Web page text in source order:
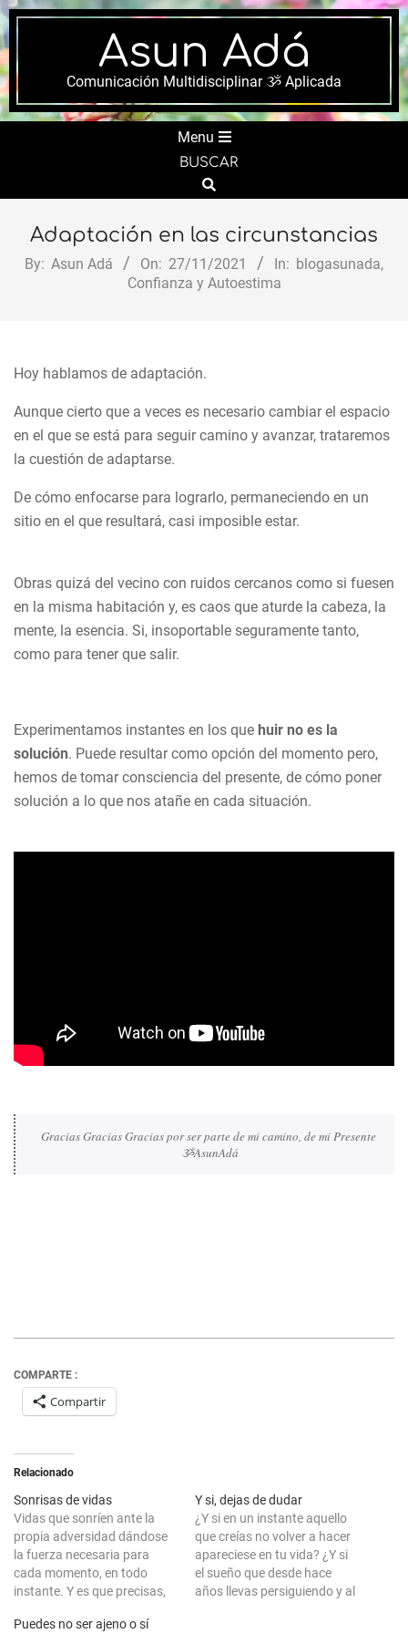
Skip
to
content
Asun Adá
Comunicación Multidisciplinar ૐ Aplicada
Menu
BUSCAR
Search
Adaptación en las circunstancias
By: Asun Adá On: 27/11/2021 In: blogasunada,
Confianza y Autoestima
Hoy hablamos de adaptación.
Aunque cierto que a veces es necesario cambiar el espacio
en el que se está para seguir camino y avanzar, trataremos
la cuestión de adaptarse.
De cómo enfocarse para lograrlo, permaneciendo en un
sitio en el que resultará, casi imposible estar.
Obras quizá del vecino con ruidos cercanos como si fuesen
en la misma habitación y, es caos que aturde la cabeza, la
mente, la esencia. Si, insoportable seguramente tanto,
como para tener que salir.
Experimentamos instantes en los que huir no es la
solución. Puede resultar como opción del momento pero,
hemos de tomar consciencia del presente, de cómo poner
solución a lo que nos atañe en cada situación.
Gracias Gracias Gracias por ser parte de mi camino, de mi Presente
ૐAsunAdá
COMPARTE :
Compartir
Relacionado
Sonrisas de vidas
Vidas que sonríen ante la
propia adversidad dándose
la fuerza necesaria para
cada momento, en todo
instante. Y es que precisas,
tu verdad. Tu esencia, como
Y si, dejas de dudar
¿Y si en un instante aquello
que creías no volver a hacer
apareciese en tu vida? ¿Y si
el sueño que desde hace
años llevas persiguiendo y al
Puedes no ser ajeno o sí